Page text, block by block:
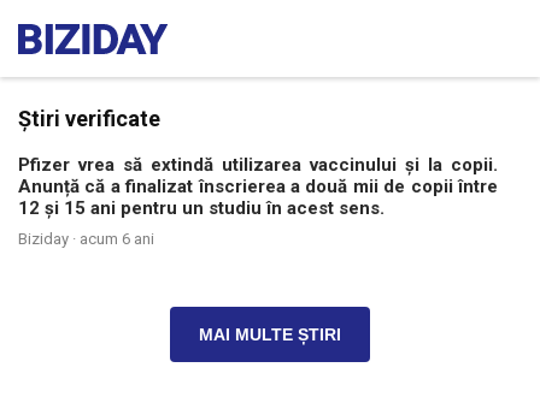
Știri verificate
Pfizer vrea să extindă utilizarea vaccinului și la copii.
Anunță că a finalizat înscrierea a două mii de copii între
12 și 15 ani pentru un studiu în acest sens.
Biziday · acum 6 ani
MAI MULTE ȘTIRI